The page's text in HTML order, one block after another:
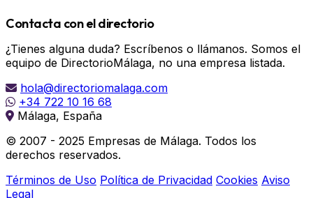
Contacta con el directorio
¿Tienes alguna duda? Escríbenos o llámanos. Somos el
equipo de DirectorioMálaga, no una empresa listada.
hola@directoriomalaga.com
+34 722 10 16 68
Málaga, España
© 2007 - 2025 Empresas de Málaga. Todos los
derechos reservados.
Términos de Uso Política de Privacidad Cookies Aviso
Legal